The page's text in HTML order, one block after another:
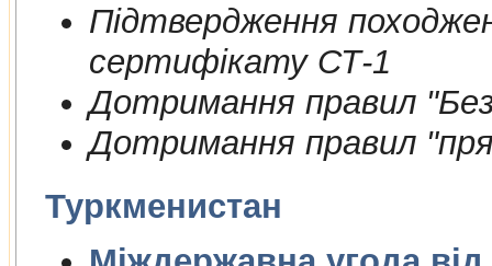
Пiдтвердження
сертифiкату СТ-1
Дотримання правил
Дотримання правил
Туркменистан